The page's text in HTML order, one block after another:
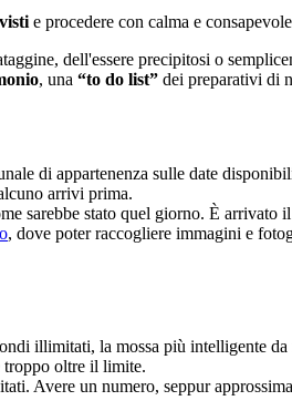
e procedere con calma e
dell'essere precipitosi o
, una “to do list” dei preparativi di
di appartenenza sulle date
arrivi prima.
sarebbe stato quel giorno. È
, dove poter raccogliere immagini e
illimitati, la mossa più intelligente
troppo oltre il limite.
Avere un numero, seppur